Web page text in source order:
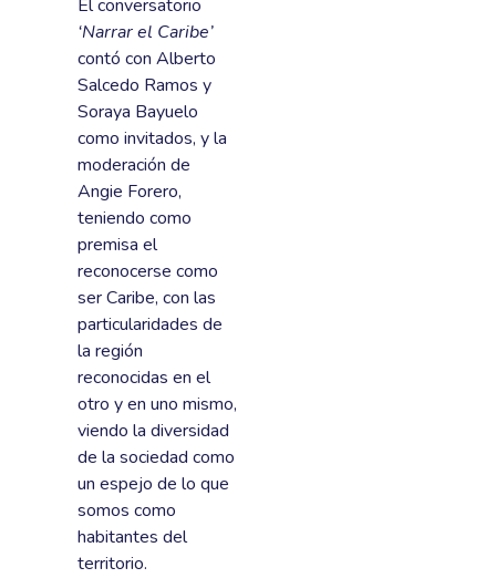
El conversatorio
‘Narrar el Caribe’
contó con Alberto
Salcedo Ramos y
Soraya Bayuelo
como invitados, y la
moderación de
Angie Forero,
teniendo como
premisa el
reconocerse como
ser Caribe, con las
particularidades de
la región
reconocidas en el
otro y en uno mismo,
viendo la diversidad
de la sociedad como
un espejo de lo que
somos como
habitantes del
territorio.